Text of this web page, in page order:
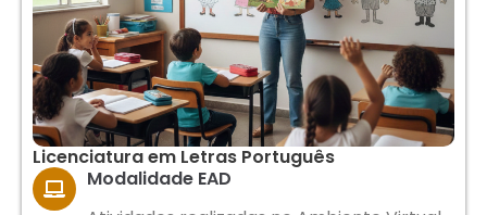
Licenciatura em Letras Português
Modalidade EAD